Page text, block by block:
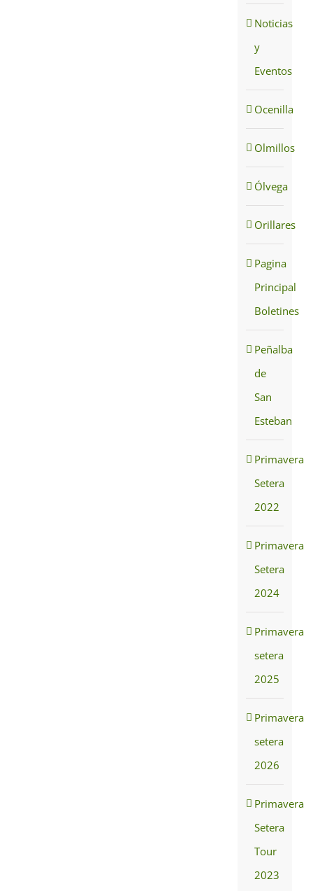
Noticias
y
Eventos
Ocenilla
Olmillos
Ólvega
Orillares
Pagina
Principal
Boletines
Peñalba
de
San
Esteban
Primavera
Setera
2022
Primavera
Setera
2024
Primavera
setera
2025
Primavera
setera
2026
Primavera
Setera
Tour
2023